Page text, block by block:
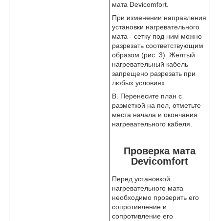
мата Devicomfort.
При изменении направления
установки нагревательного
мата - сетку под ним можно
разрезать соответствующим
образом (рис. 3). Желтый
нагревательный кабель
запрещено разрезать при
любых условиях.
В. Перенесите план с
разметкой на пол, отметьте
места начала и окончания
нагревательного кабеля.
Проверка мата
Devicomfort
Перед установкой
нагревательного мата
необходимо проверить его
сопротивление и
сопротивление его